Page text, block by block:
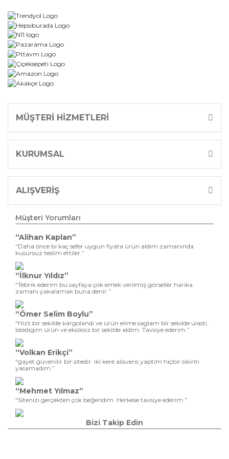
MÜŞTERİ HİZMETLERİ
KURUMSAL
ALIŞVERİŞ
Müşteri Yorumları
“Alihan Kaplan”
“Daha önce bi kaç sefer uygun fiyata ürün aldım zamanında
kusursuz teslim ettiler.”
“İlknur Yıldız”
“Tebrik ederim bu sayfaya çok emek verilmiş görseller harika
zamanı yakalamak buna denir ”
“Ömer Selim Boylu”
“Hizli bir sekilde kargolandi ve ürün elime saglam bir sekilde ulasti.
Istedigim ürün ve eksiksiz bir sekilde aldim. Tavsiye ederim.”
“Volkan Erikçi”
“gayet güvenilir bir sitedir. iki kere alisveris yaptim hiçbir sikinti
yasamadim.”
“Mehmet Yılmaz”
“Sitenizi gerçekten çok beğendim. Herkese tavsiye ederim.”
Bizi Takip Edin